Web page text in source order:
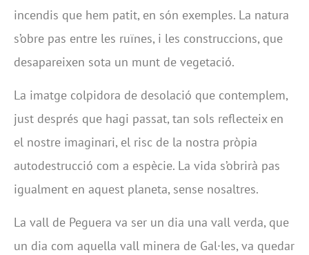
incendis que hem patit, en són exemples. La natura
s’obre pas entre les ruïnes, i les construccions, que
desapareixen sota un munt de vegetació.
La imatge colpidora de desolació que contemplem,
just després que hagi passat, tan sols reflecteix en
el nostre imaginari, el risc de la nostra pròpia
autodestrucció com a espècie. La vida s’obrirà pas
igualment en aquest planeta, sense nosaltres.
La vall de Peguera va ser un dia una vall verda, que
un dia com aquella vall minera de Gal·les, va quedar